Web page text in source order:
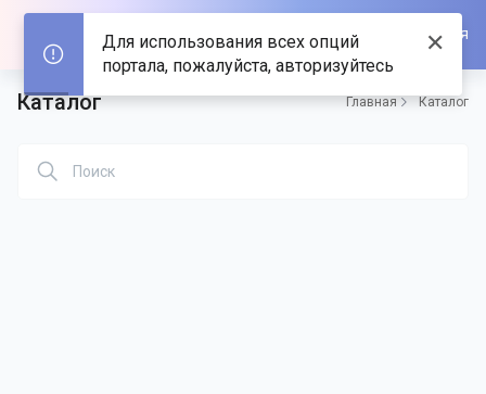
Войти/Зарегистрироваться
Каталог Главная Каталог
Для использования всех опций
портала, пожалуйста, авторизуйтесь
✕